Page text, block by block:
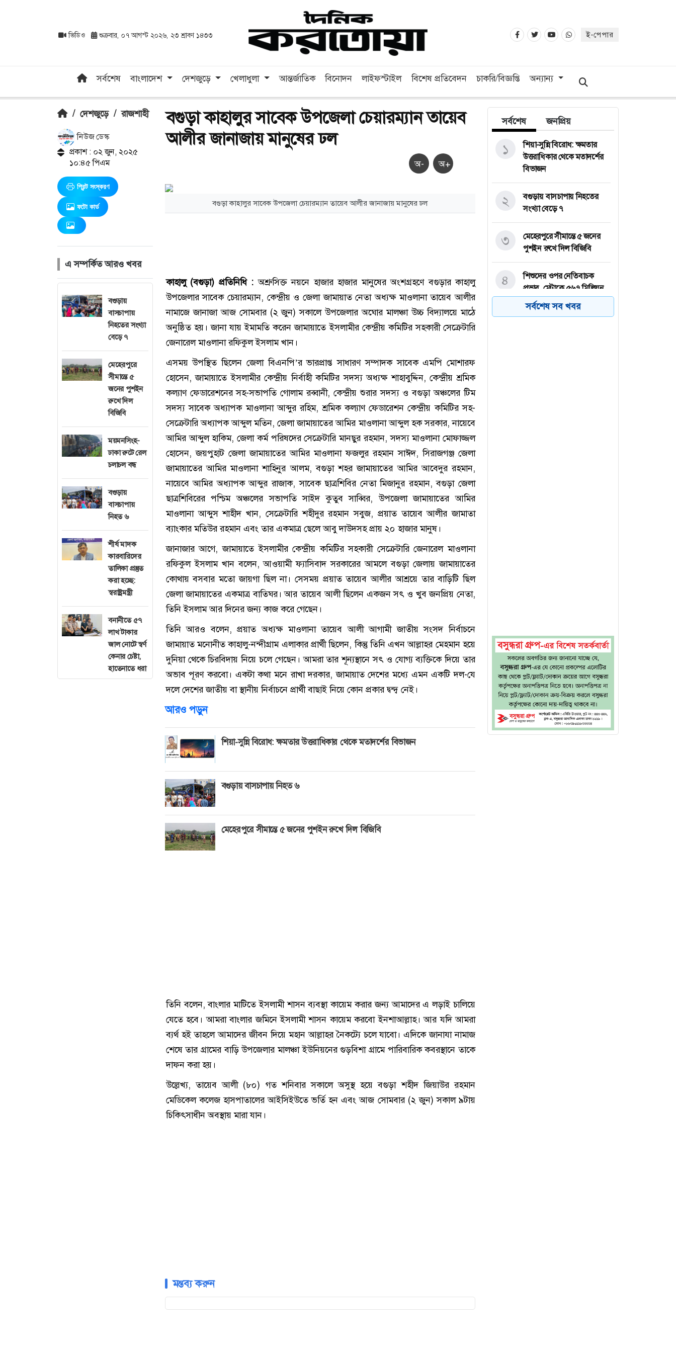
ভিডিও শুক্রবার, ০৭ আগস্ট ২০২৬, ২৩ শ্রাবণ ১৪৩৩ ই-পেপার
সর্বশেষ বাংলাদেশ দেশজুড়ে খেলাধুলা আন্তর্জাতিক বিনোদন লাইফস্টাইল বিশেষ প্রতিবেদন চাকরি/বিজ্ঞপ্তি অন্যান্য
/ দেশজুড়ে / রাজশাহী
নিউজ ডেস্ক
প্রকাশ : ০২ জুন, ২০২৫
১০:৪৫ পিএম
প্রিন্ট সংস্করণ
ফটো কার্ড
এ সম্পর্কিত আরও খবর
বগুড়ায়
বাসচাপায়
নিহতের সংখ্যা
বেড়ে ৭
মেহেরপুরে
সীমান্তে ৫
জনের পুশইন
রুখে দিল
বিজিবি
ময়মনসিংহ-
ঢাকা রুটে রেল
চলাচল বন্ধ
বগুড়ায়
বাসচাপায়
নিহত ৬
শীর্ষ মাদক
কারবারিদের
তালিকা প্রস্তুত
করা হচ্ছে:
স্বরাষ্ট্রমন্ত্রী
বনানীতে ৫৭
লাখ টাকার
জাল নোটে স্বর্ণ
কেনার চেষ্টা,
হাতেনাতে ধরা
বগুড়া কাহালুর সাবেক উপজেলা চেয়ারম্যান তায়েব
আলীর জানাজায় মানুষের ঢল
অ- অ+
বগুড়া কাহালুর সাবেক উপজেলা চেয়ারম্যান তায়েব আলীর জানাজায় মানুষের ঢল
কাহালু (বগুড়া) প্রতিনিধি : অশ্রুসিক্ত নয়নে হাজার হাজার মানুষের অংশগ্রহণে বগুড়ার কাহালু
উপজেলার সাবেক চেয়ারম্যান, কেন্দ্রীয় ও জেলা জামায়াত নেতা অধ্যক্ষ মাওলানা তায়েব আলীর
নামাজে জানাজা আজ সোমবার (২ জুন) সকালে উপজেলার অঘোর মালঞ্চা উচ্চ বিদ্যালয়ে মাঠে
অনুষ্ঠিত হয়। জানা যায় ইমামতি করেন জামায়াতে ইসলামীর কেন্দ্রীয় কমিটির সহকারী সেক্রেটারি
জেনারেল মাওলানা রফিকুল ইসলাম খান।
এসময় উপস্থিত ছিলেন জেলা বিএনপি’র ভারপ্রাপ্ত সাধারণ সম্পাদক সাবেক এমপি মোশারফ
হোসেন, জামায়াতে ইসলামীর কেন্দ্রীয় নির্বাহী কমিটির সদস্য অধ্যক্ষ শাহাবুদ্দিন, কেন্দ্রীয় শ্রমিক
কল্যাণ ফেডারেশনের সহ-সভাপতি গোলাম রব্বানী, কেন্দ্রীয় শুরার সদস্য ও বগুড়া অঞ্চলের টিম
সদস্য সাবেক অধ্যাপক মাওলানা আব্দুর রহিম, শ্রমিক কল্যাণ ফেডারেশন কেন্দ্রীয় কমিটির সহ-
সেক্রেটারি অধ্যাপক আব্দুল মতিন, জেলা জামায়াতের আমির মাওলানা আব্দুল হক সরকার, নায়েবে
আমির আব্দুল হাকিম, জেলা কর্ম পরিষদের সেক্রেটারি মানছুর রহমান, সদস্য মাওলানা মোফাজ্জল
হোসেন, জয়পুহাট জেলা জামায়াতের আমির মাওলানা ফজলুর রহমান সাঈদ, সিরাজগঞ্জ জেলা
জামায়াতের আমির মাওলানা শাহিনুর আলম, বগুড়া শহর জামায়াতের আমির আবেদুর রহমান,
নায়েবে আমির অধ্যাপক আব্দুর রাজাক, সাবেক ছাত্রশিবির নেতা মিজানুর রহমান, বগুড়া জেলা
ছাত্রশিবিরের পশ্চিম অঞ্চলের সভাপতি সাইদ কুতুব সাব্বির, উপজেলা জামায়াতের আমির
মাওলানা আব্দুস শাহীদ খান, সেক্রেটারি শহীদুর রহমান সবুজ, প্রয়াত তায়েব আলীর জামাতা
ব্যাংকার মতিউর রহমান এবং তার একমাত্র ছেলে আবু দাউদসহ প্রায় ২০ হাজার মানুষ।
জানাজার আগে, জামায়াতে ইসলামীর কেন্দ্রীয় কমিটির সহকারী সেক্রেটারি জেনারেল মাওলানা
রফিকুল ইসলাম খান বলেন, আওয়ামী ফ্যাসিবাদ সরকারের আমলে বগুড়া জেলায় জামায়াতের
কোথায় বসবার মতো জায়গা ছিল না। সেসময় প্রয়াত তায়েব আলীর আশ্রয়ে তার বাড়িটি ছিল
জেলা জামায়াতের একমাত্র বাতিঘর। আর তায়েব আলী ছিলেন একজন সৎ ও খুব জনপ্রিয় নেতা,
তিনি ইসলাম আর দিনের জন্য কাজ করে গেছেন।
তিনি আরও বলেন, প্রয়াত অধ্যক্ষ মাওলানা তায়েব আলী আগামী জাতীয় সংসদ নির্বাচনে
জামায়াত মনোনীত কাহালু-নন্দীগ্রাম এলাকার প্রার্থী ছিলেন, কিন্তু তিনি এখন আল্লাহর মেহমান হয়ে
দুনিয়া থেকে চিরবিদায় নিয়ে চলে গেছেন। আমরা তার শূন্যস্থানে সৎ ও যোগ্য ব্যক্তিকে দিয়ে তার
অভাব পূরণ করবো। একটা কথা মনে রাখা দরকার, জামায়াত দেশের মধ্যে এমন একটি দল-যে
দলে দেশের জাতীয় বা স্থানীয় নির্বাচনে প্রার্থী বাছাই নিয়ে কোন প্রকার দ্বন্দ্ব নেই।
আরও পড়ুন
শিয়া-সুন্নি বিরোধ: ক্ষমতার উত্তরাধিকার থেকে মতাদর্শের বিভাজন
বগুড়ায় বাসচাপায় নিহত ৬
মেহেরপুরে সীমান্তে ৫ জনের পুশইন রুখে দিল বিজিবি
তিনি বলেন, বাংলার মাটিতে ইসলামী শাসন ব্যবস্থা কায়েম করার জন্য আমাদের এ লড়াই চালিয়ে
যেতে হবে। আমরা বাংলার জমিনে ইসলামী শাসন কায়েম করবো ইনশাআল্লাহ। আর যদি আমরা
ব্যর্থ হই তাহলে আমাদের জীবন দিয়ে মহান আল্লাহর নৈকট্যে চলে যাবো। এদিকে জানাযা নামাজ
শেষে তার গ্রামের বাড়ি উপজেলার মালঞ্চা ইউনিয়নের গুড়বিশা গ্রামে পারিবারিক কবরস্থানে তাকে
দাফন করা হয়।
উল্লেখ্য, তায়েব আলী (৮০) গত শনিবার সকালে অসুস্থ হয়ে বগুড়া শহীদ জিয়াউর রহমান
মেডিকেল কলেজ হাসপাতালের আইসিইউতে ভর্তি হন এবং আজ সোমবার (২ জুন) সকাল ৯টায়
চিকিৎসাধীন অবস্থায় মারা যান।
মন্তব্য করুন
সর্বশেষ জনপ্রিয়
শিয়া-সুন্নি বিরোধ: ক্ষমতার
উত্তরাধিকার থেকে মতাদর্শের
বিভাজন
১
বগুড়ায় বাসচাপায় নিহতের
সংখ্যা বেড়ে ৭
২
মেহেরপুরে সীমান্তে ৫ জনের
পুশইন রুখে দিল বিজিবি
৩
শিশুদের ওপর নেতিবাচক
প্রভাব, মেটাকে ৫৬৭ মিলিয়ন
ডলার জরিমানা
৪
সর্বশেষ সব খবর